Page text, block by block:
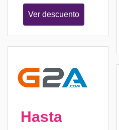
Ver descuento
Hasta